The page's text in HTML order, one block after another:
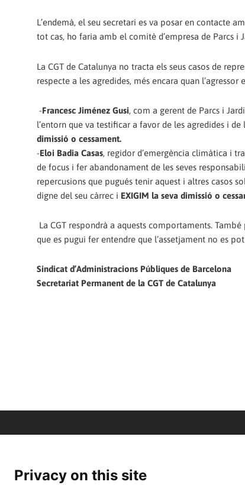
L’endemà, el seu secretari es va posar en contacte
tot cas, ho faria amb el comitè d’empresa de Parcs i
La CGT de Catalunya no tracta els seus casos de
respecte a les agredides, més encara quan
-Francesc Jiménez Gusi, com a gerent de Parcs i
l’entorn que va testificar a favor de les agredides i
dimissió o cessament.
-Eloi Badia Casas, regidor d’emergència climàtica i
de focus i fer abandonament de les seves
repercusions que pugués tenir aquest i altres casos
digne del seu càrrec i EXIGIM la seva dimissió o
La CGT respondrà a aquests comportaments.
que es pugui fer entendre que l’assetjament no es
Sindicat d’Administracions Públiques de Barcelona
Secretariat Permanent de la CGT de Catalunya
Privacy on this site